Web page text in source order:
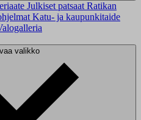
Julkiset patsaat Ratikan
Katu- ja kaupunkitaide
valikko